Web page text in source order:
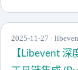
2025-11-27 ·
【Libevent